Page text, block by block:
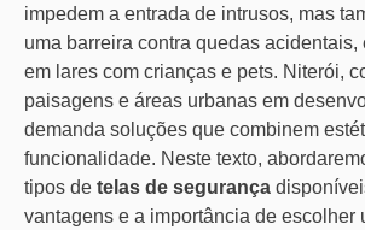
impedem a entrada de intrusos, mas
uma barreira contra quedas
em lares com crianças e pets. Niterói,
paisagens e áreas urbanas em
demanda soluções que combinem
funcionalidade. Neste texto,
tipos de telas de segurança
vantagens e a importância de escolher